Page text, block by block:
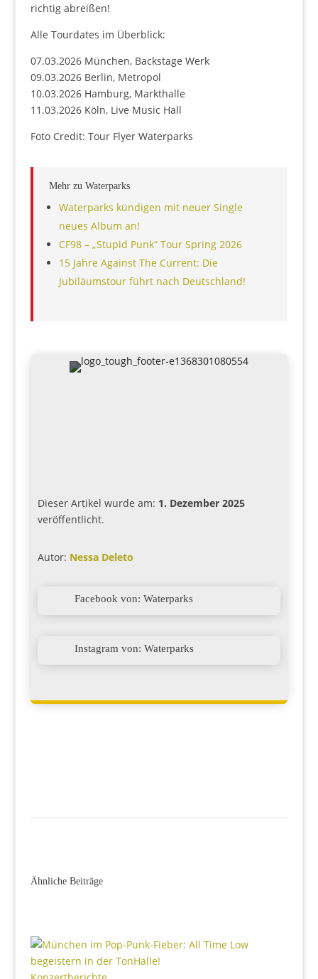
richtig abreißen!
Alle Tourdates im Überblick:
07.03.2026 München, Backstage Werk
09.03.2026 Berlin, Metropol
10.03.2026 Hamburg, Markthalle
11.03.2026 Köln, Live Music Hall
Foto Credit: Tour Flyer Waterparks
Mehr zu Waterparks
Waterparks kündigen mit neuer Single
neues Album an!
CF98 – „Stupid Punk“ Tour Spring 2026
15 Jahre Against The Current: Die
Jubiläumstour führt nach Deutschland!
Dieser Artikel wurde am: 1. Dezember 2025
veröffentlicht.
Autor: Nessa Deleto
Facebook von: Waterparks
Instagram von: Waterparks
Ähnliche Beiträge